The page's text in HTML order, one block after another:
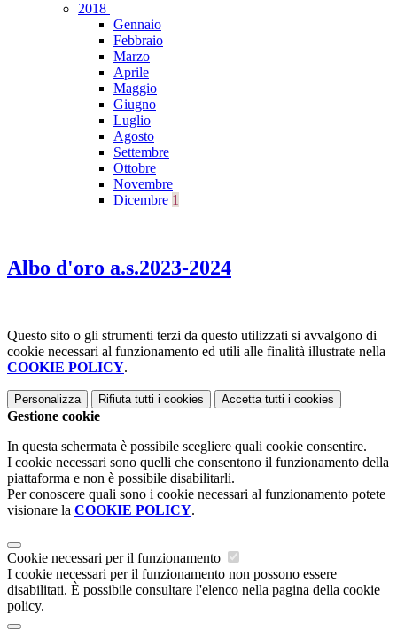
2018
Gennaio
Febbraio
Marzo
Aprile
Maggio
Giugno
Luglio
Agosto
Settembre
Ottobre
Novembre
Dicembre 1
Albo d'oro a.s.2023-2024
Questo sito o gli strumenti terzi da questo utilizzati si avvalgono di
cookie necessari al funzionamento ed utili alle finalità illustrate nella
COOKIE POLICY.
Personalizza Rifiuta tutti i cookies Accetta tutti i cookies
Gestione cookie
In questa schermata è possibile scegliere quali cookie consentire.
I cookie necessari sono quelli che consentono il funzionamento della
piattaforma e non è possibile disabilitarli.
Per conoscere quali sono i cookie necessari al funzionamento potete
visionare la COOKIE POLICY.
Cookie necessari per il funzionamento
I cookie necessari per il funzionamento non possono essere
disabilitati. È possibile consultare l'elenco nella pagina della cookie
policy.